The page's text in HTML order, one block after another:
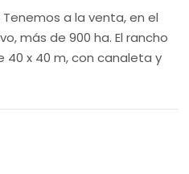
a la venta, en el
más de 900 ha. El rancho
40 x 40 m, con canaleta y